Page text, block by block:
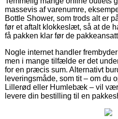
massevis af varenumre,
Bottle Shower, som trods alt er
før et aftalt klokkeslæt, så at de
få pakken klar før de
Nogle internet handler
men i mange tilfælde er det
for en præcis sum. Alternativt
leveringsmåde, som tit – om du
Lillerød eller Humlebæk – vil
levere din bestilling til en